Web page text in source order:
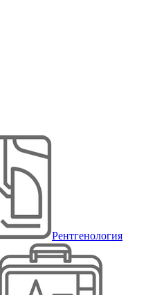
Рентгенология